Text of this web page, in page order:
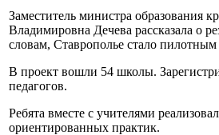
Заместитель министра образования
Владимировна Дечева рассказала о
словам, Ставрополье стало
В проект вошли 54 школы.
педагогов.
Ребята вместе с учителями
ориентированных практик.